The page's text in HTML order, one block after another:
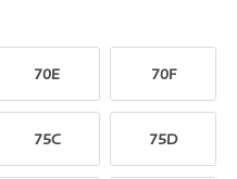
70E 70F
75C 75D